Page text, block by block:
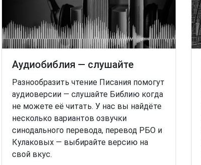
Аудиобиблия — слушайте
Разнообразить чтение Писания помогут
аудиоверсии — слушайте Библию когда
не можете её читать. У нас вы найдёте
несколько вариантов озвучки
синодального перевода, перевод РБО и
Кулаковых — выбирайте версию на
свой вкус.